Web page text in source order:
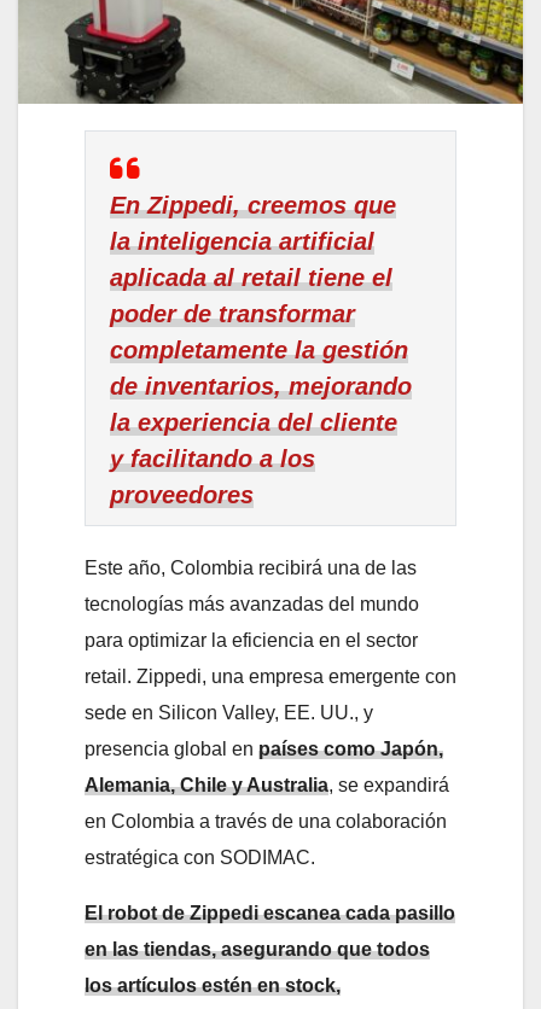
En Zippedi, creemos que
la inteligencia artificial
aplicada al retail tiene el
poder de transformar
completamente la gestión
de inventarios, mejorando
la experiencia del cliente
y facilitando a los
proveedores
Este año, Colombia recibirá una de las
tecnologías más avanzadas del mundo
para optimizar la eficiencia en el sector
retail. Zippedi, una empresa emergente con
sede en Silicon Valley, EE. UU., y
presencia global en países como Japón,
Alemania, Chile y Australia, se expandirá
en Colombia a través de una colaboración
estratégica con SODIMAC.
El robot de Zippedi escanea cada pasillo
en las tiendas, asegurando que todos
los artículos estén en stock,